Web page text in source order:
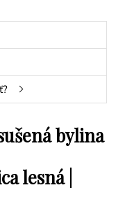
bylina
lesná |